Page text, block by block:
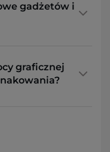
gadżetów i
graficznej